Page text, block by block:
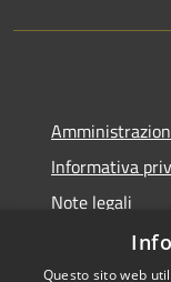
Informativa
Note legali
Dichiarazione
Questo sito web